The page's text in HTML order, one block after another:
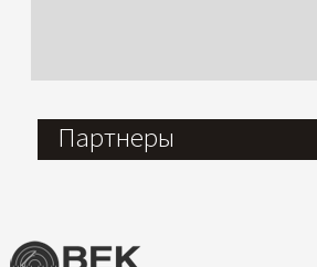
Партнеры